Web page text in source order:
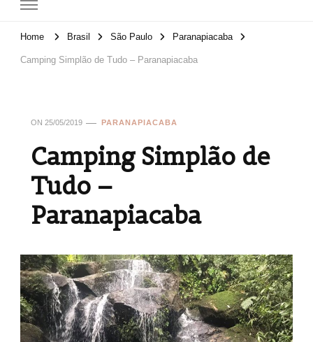
Home Brasil São Paulo Paranapiacaba
Camping Simplão de Tudo – Paranapiacaba
ON 25/05/2019 PARANAPIACABA
Camping Simplão de
Tudo –
Paranapiacaba